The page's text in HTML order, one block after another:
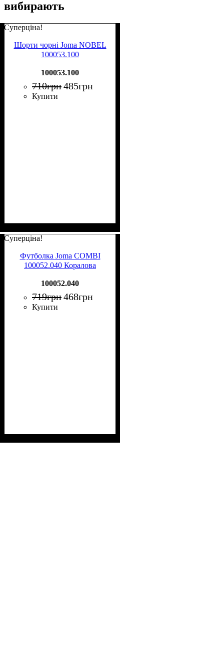
вибирають
Суперціна!
Шорти чорні Joma NOBEL
100053.100
100053.100
710грн485грн
Купити
Суперціна!
Футболка Joma COMBI
100052.040 Коралова
100052.040
719грн468грн
Купити